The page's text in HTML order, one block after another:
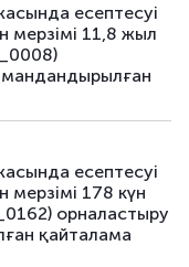
есептесуі
мерзімі 11,8 жыл
есептесуі
мерзімі 178 күн
орналастыру
қайталама